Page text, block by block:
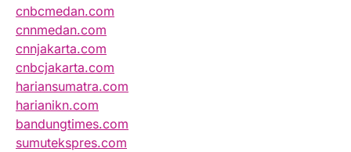
cnbcmedan.com
cnnmedan.com
cnnjakarta.com
cnbcjakarta.com
hariansumatra.com
harianikn.com
bandungtimes.com
sumutekspres.com